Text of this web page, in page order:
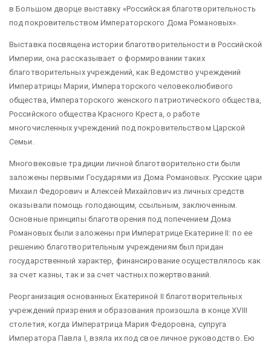
в Большом дворце выставку «Российская благотворительность
под покровительством Императорского Дома Романовых».
Выставка посвящена истории благотворительности в Российской
Империи, она рассказывает о формировании таких
благотворительных учреждений, как Ведомство учреждений
Императрицы Марии, Императорского человеколюбивого
общества, Императорского женского патриотического общества,
Российского общества Красного Креста, о работе
многочисленных учреждений под покровительством Царской
Семьи.
Многовековые традиции личной благотворительности были
заложены первыми Государями из Дома Романовых. Русские цари
Михаил Федорович и Алексей Михайлович из личных средств
оказывали помощь голодающим, ссыльным, заключенным.
Основные принципы благотворения под попечением Дома
Романовых были заложены при Императрице Екатерине II: по ее
решению благотворительным учреждениям был придан
государственный характер, финансирование осуществлялось как
за счет казны, так и за счет частных пожертвований.
Реорганизация основанных Екатериной II благотворительных
учреждений призрения и образования произошла в конце XVIII
столетия, когда Императрица Мария Федоровна, супруга
Императора Павла I, взяла их под свое личное руководство. Ею